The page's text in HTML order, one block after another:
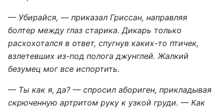
— Убирайся, — приказал Гриссан, направляя
болтер между глаз старика. Дикарь только
расхохотался в ответ, спугнув каких-то птичек,
взлетевших из-под полога джунглей. Жалкий
безумец мог все испортить.
— Ты как я, да? — спросил абориген, прикладывая
скрюченную артритом руку к узкой груди. — Как